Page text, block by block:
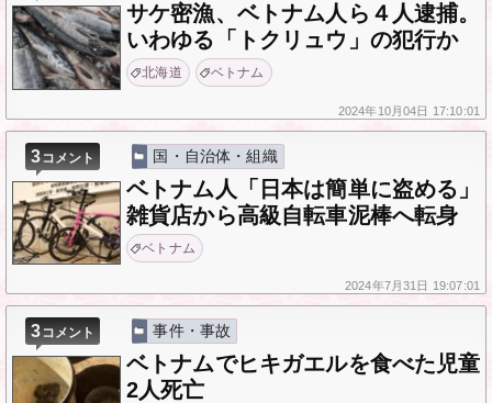
サケ密漁、ベトナム人ら４人逮捕。
いわゆる「トクリュウ」の犯行か
北海道 ベトナム
2024年10月04日 17:10:01
3コメント 国・自治体・組織
ベトナム人「日本は簡単に盗める」
雑貨店から高級自転車泥棒へ転身
ベトナム
2024年7月31日 19:07:01
3コメント 事件・事故
ベトナムでヒキガエルを食べた児童
2人死亡